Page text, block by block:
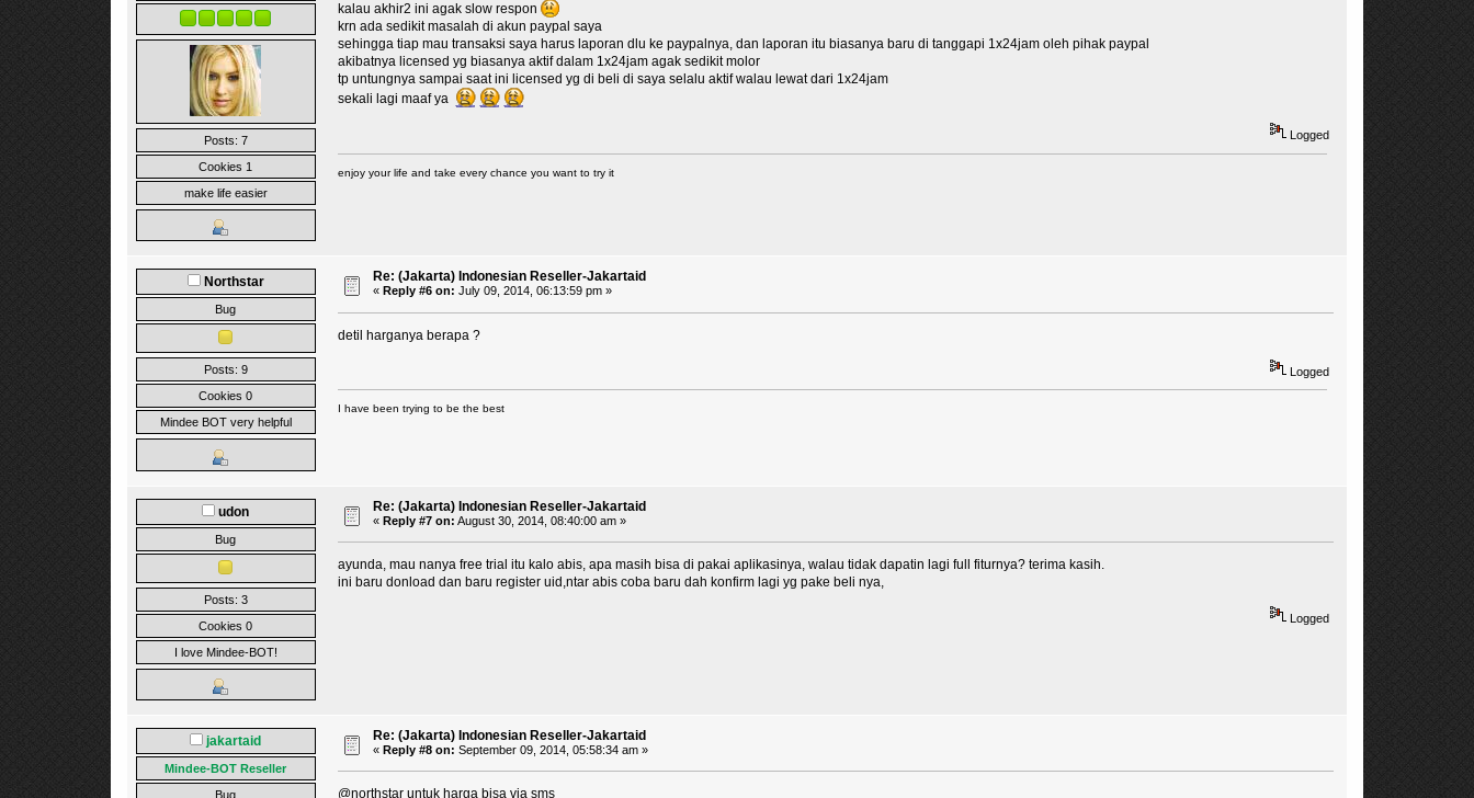
Posts: 7
Cookies 1
make life easier
kalau akhir2 ini agak slow respon
krn ada sedikit masalah di akun paypal saya
sehingga tiap mau transaksi saya harus laporan dlu ke paypalnya, dan laporan itu biasanya baru di tanggapi 1x24jam oleh pihak paypal
akibatnya licensed yg biasanya aktif dalam 1x24jam agak sedikit molor
tp untungnya sampai saat ini licensed yg di beli di saya selalu aktif walau lewat dari 1x24jam
sekali lagi maaf ya
Logged
enjoy your life and take every chance you want to try it
Northstar
Bug
Posts: 9
Cookies 0
Mindee BOT very helpful
Re: (Jakarta) Indonesian Reseller-Jakartaid
« Reply #6 on: July 09, 2014, 06:13:59 pm »
detil harganya berapa ?
Logged
I have been trying to be the best
udon
Bug
Posts: 3
Cookies 0
I love Mindee-BOT!
Re: (Jakarta) Indonesian Reseller-Jakartaid
« Reply #7 on: August 30, 2014, 08:40:00 am »
ayunda, mau nanya free trial itu kalo abis, apa masih bisa di pakai aplikasinya, walau tidak dapatin lagi full fiturnya? terima kasih.
ini baru donload dan baru register uid,ntar abis coba baru dah konfirm lagi yg pake beli nya,
Logged
jakartaid
Mindee-BOT Reseller
Bug
Re: (Jakarta) Indonesian Reseller-Jakartaid
« Reply #8 on: September 09, 2014, 05:58:34 am »
@northstar untuk harga bisa via sms